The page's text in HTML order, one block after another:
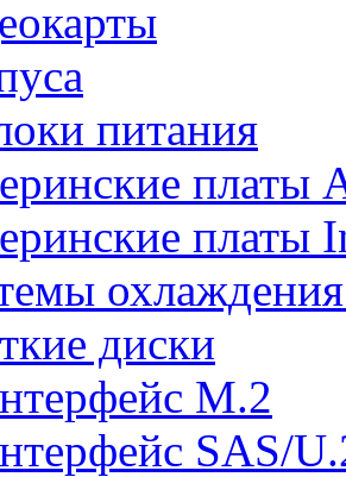
питания
платы
платы
диски
M.2
SAS/